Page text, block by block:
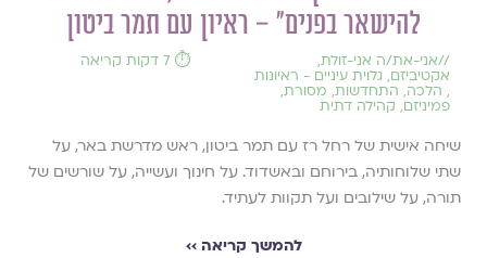
להישאר בפנים״ – ראיון עם תמר ביטון
//אני-את/ה אני-זולת,
אקטיביזם, גלוית עיניים - ראיונות
, הלכה, התחדשות, מסורת,
פמיניזם, קהילה דתית
⏱️ 7 דקות קריאה
שיחה אישית של רחל רז עם תמר ביטון, ראש מדרשת באר, על
שתי שלוחותיה, בירוחם ובאשדוד. על חינוך ועשייה, על שורשים של
תורה, על שילובים ועל תקוות לעתיד.
להמשך קריאה ››